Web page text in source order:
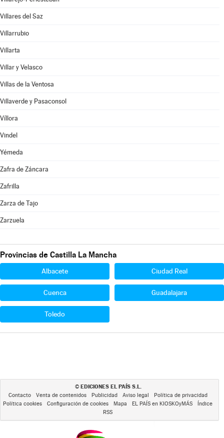
Villares del Saz
Villarrubio
Villarta
Villar y Velasco
Villas de la Ventosa
Villaverde y Pasaconsol
Víllora
Vindel
Yémeda
Zafra de Záncara
Zafrilla
Zarza de Tajo
Zarzuela
Provincias de Castilla La Mancha
Albacete Ciudad Real
Cuenca Guadalajara
Toledo
© EDICIONES EL PAÍS S.L.
Contacto Venta de contenidos Publicidad Aviso legal
Política de privacidad
Política cookies
Configuración de cookies Mapa EL PAÍS en KIOSKOyMÁS
Índice
RSS